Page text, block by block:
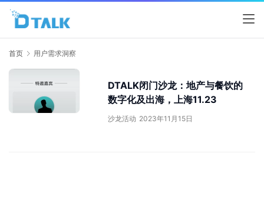
首页 用户需求洞察
DTALK闭门沙龙：地产与餐饮的
数字化及出海，上海11.23
沙龙活动 2023年11月15日